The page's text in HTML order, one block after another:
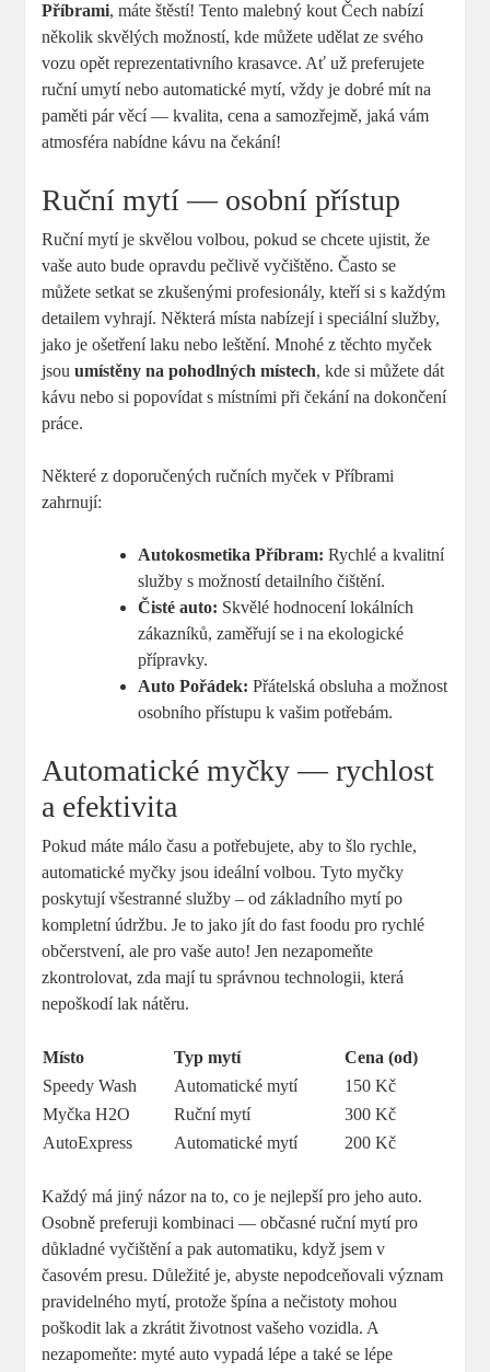
Příbrami, máte štěstí! Tento malebný kout Čech nabízí
několik skvělých možností, kde můžete udělat ze svého
vozu opět reprezentativního krasavce. Ať už preferujete
ruční umytí nebo automatické mytí, vždy je dobré mít na
paměti pár věcí — kvalita, cena a samozřejmě, jaká vám
atmosféra nabídne kávu na čekání!
Ruční mytí — osobní přístup
Ruční mytí je skvělou volbou, pokud se chcete ujistit, že
vaše auto bude opravdu pečlivě vyčištěno. Často se
můžete setkat se zkušenými profesionály, kteří si s každým
detailem vyhrají. Některá místa nabízejí i speciální služby,
jako je ošetření laku nebo leštění. Mnohé z těchto myček
jsouumístěny na pohodlných místech, kde si můžete dát
kávu nebo si popovídat s místními při čekání na dokončení
práce.
Některé z doporučených ručních myček v Příbrami
zahrnují:
Autokosmetika Příbram: Rychlé a kvalitní
služby s možností detailního čištění.
Čisté auto: Skvělé hodnocení lokálních
zákazníků, zaměřují se i na ekologické
přípravky.
Auto Pořádek: Přátelská obsluha a možnost
osobního přístupu k vašim potřebám.
Automatické myčky — rychlost
a efektivita
Pokud máte málo času a potřebujete, aby to šlo rychle,
automatické myčky jsou ideální volbou. Tyto myčky
poskytují všestranné služby – od základního mytí po
kompletní údržbu. Je to jako jít do fast foodu pro rychlé
občerstvení, ale pro vaše auto! Jen nezapomeňte
zkontrolovat, zda mají tu správnou technologii, která
nepoškodí lak nátěru.
Místo Typ mytí
Cena (od)
Speedy Wash
Automatické mytí
150 Kč
Myčka H2O
Ruční mytí
300 Kč
AutoExpress
Automatické mytí 200 Kč
Každý má jiný názor na to, co je nejlepší pro jeho auto.
Osobně preferuji kombinaci — občasné ruční mytí pro
důkladné vyčištění a pak automatiku, když jsem v
časovém presu. Důležité je, abyste nepodceňovali význam
pravidelného mytí, protože špína a nečistoty mohou
poškodit lak a zkrátit životnost vašeho vozidla. A
nezapomeňte: myté auto vypadá lépe a také se lépe